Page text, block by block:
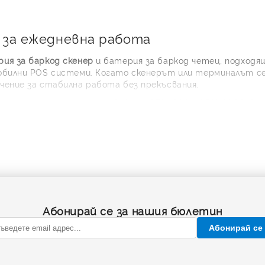
ежедневна работа
за баркод скенер и батерия за баркод четец,
POS системи. Когато скенерът или терминалът
за стабилна работа без прекъсвания.
на устройството върху етикета или в менюто.
– например 3.7V, 3.8V или 7.4V.
Абонирай се за нашия бюлетин
Абонирай се